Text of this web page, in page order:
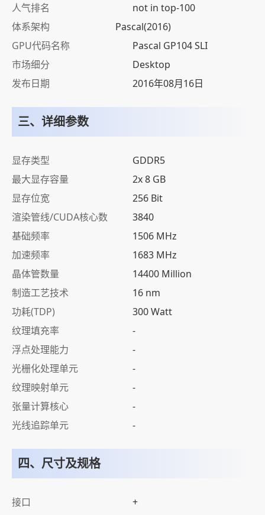
人气排名
not in top-100
体系架构
Pascal(2016)
GPU代码名称
Pascal GP104 SLI
市场细分
Desktop
发布日期
2016年08月16日
三、详细参数
显存类型
GDDR5
最大显存容量
2x 8 GB
显存位宽
256 Bit
渲染管线/CUDA核心数
3840
基础频率
1506 MHz
加速频率
1683 MHz
晶体管数量
14400 Million
制造工艺技术
16 nm
功耗(TDP)
300 Watt
纹理填充率
-
浮点处理能力
-
光栅化处理单元
-
纹理映射单元
-
张量计算核心
-
光线追踪单元
-
四、尺寸及规格
接口
+